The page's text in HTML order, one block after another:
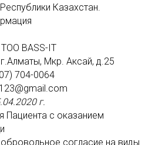
Казахстан.
BASS-IT
Мкр. Аксай, д.25
704-0064
г.
Пациента с оказанием
согласие на виды